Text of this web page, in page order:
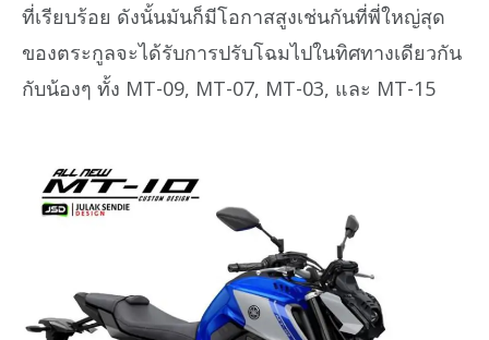
ที่เรียบร้อย ดังนั้นมันก็มีโอกาสสูงเช่นกันที่พี่ใหญ่สุด
ของตระกูลจะได้รับการปรับโฉมไปในทิศทางเดียวกัน
กับน้องๆ ทั้ง MT-09, MT-07, MT-03, และ MT-15